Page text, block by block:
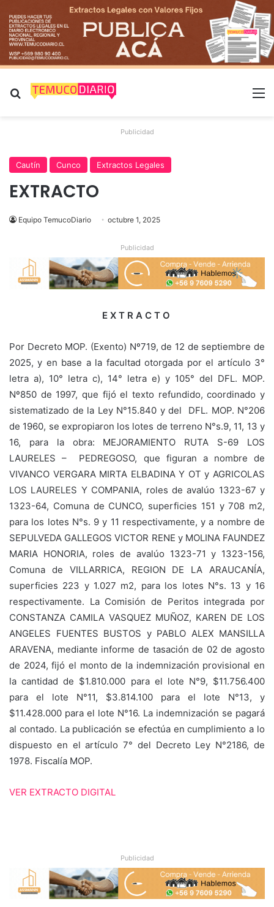
Buscar por
Publicidad
Cautín Cunco Extractos Legales
EXTRACTO
Equipo TemucoDiario octubre 1, 2025
Publicidad
E X T R A C T O
Por Decreto MOP. (Exento) Nº719, de 12 de septiembre de
2025, y en base a la facultad otorgada por el artículo 3°
letra a), 10° letra c), 14° letra e) y 105° del DFL. MOP.
Nº850 de 1997, que fijó el texto refundido, coordinado y
sistematizado de la Ley N°15.840 y del DFL. MOP. N°206
de 1960, se expropiaron los lotes de terreno N°s.9, 11, 13 y
16, para la obra: MEJORAMIENTO RUTA S-69 LOS
LAURELES – PEDREGOSO, que figuran a nombre de
VIVANCO VERGARA MIRTA ELBADINA Y OT y AGRICOLAS
LOS LAURELES Y COMPANIA, roles de avalúo 1323-67 y
1323-64, Comuna de CUNCO, superficies 151 y 708 m2,
para los lotes N°s. 9 y 11 respectivamente, y a nombre de
SEPULVEDA GALLEGOS VICTOR RENE y MOLINA FAUNDEZ
MARIA HONORIA, roles de avalúo 1323-71 y 1323-156,
Comuna de VILLARRICA, REGION DE LA ARAUCANÍA,
superficies 223 y 1.027 m2, para los lotes N°s. 13 y 16
respectivamente. La Comisión de Peritos integrada por
CONSTANZA CAMILA VASQUEZ MUÑOZ, KAREN DE LOS
ANGELES FUENTES BUSTOS y PABLO ALEX MANSILLA
ARAVENA, mediante informe de tasación de 02 de agosto
de 2024, fijó el monto de la indemnización provisional en
la cantidad de $1.810.000 para el lote N°9, $11.756.400
para el lote N°11, $3.814.100 para el lote N°13, y
$11.428.000 para el lote N°16. La indemnización se pagará
al contado. La publicación se efectúa en cumplimiento a lo
dispuesto en el artículo 7° del Decreto Ley N°2186, de
1978. Fiscalía MOP.
VER EXTRACTO DIGITAL
Publicidad